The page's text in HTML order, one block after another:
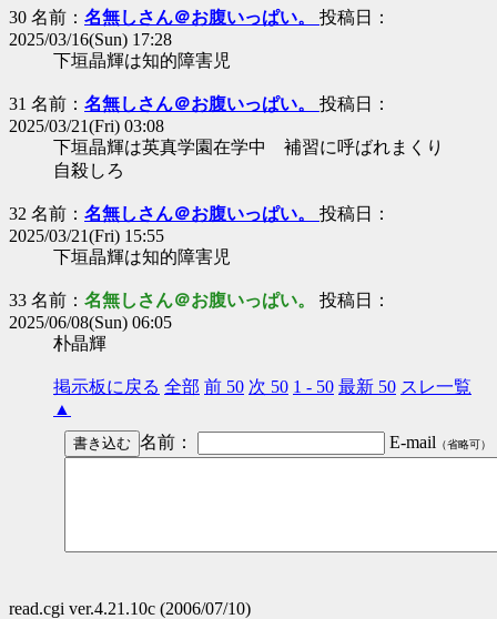
30 名前： 名無しさん＠お腹いっぱい。 投稿日：
2025/03/16(Sun) 17:28
下垣晶輝は知的障害児
31 名前： 名無しさん＠お腹いっぱい。 投稿日：
2025/03/21(Fri) 03:08
下垣晶輝は英真学園在学中 補習に呼ばれまくり
自殺しろ
32 名前： 名無しさん＠お腹いっぱい。 投稿日：
2025/03/21(Fri) 15:55
下垣晶輝は知的障害児
33 名前： 名無しさん＠お腹いっぱい。 投稿日：
2025/06/08(Sun) 06:05
朴晶輝
掲示板に戻る 全部 前 50 次 50 1 - 50 最新 50 スレ一覧
▲
名前：
E-mail （省略可）
read.cgi ver.4.21.10c (2006/07/10)